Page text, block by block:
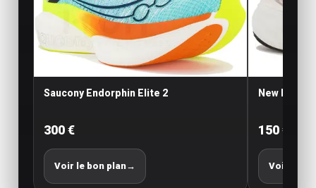
Saucony Endorphin Elite 2
300 €
Voir le bon plan→
New
150 €
Voir le